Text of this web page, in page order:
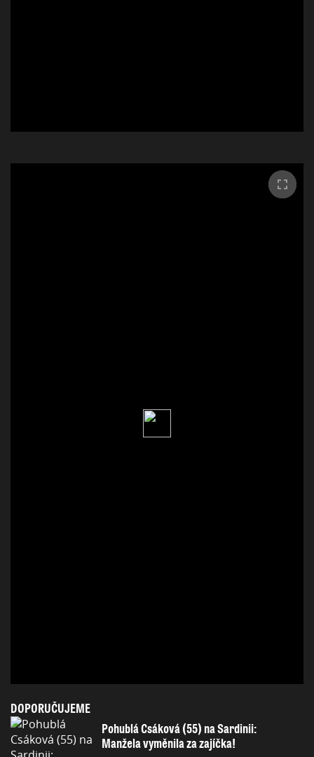
DOPORUČUJEME
Pohublá Csáková (55) na Sardinii:
Manžela vyměnila za zajíčka!